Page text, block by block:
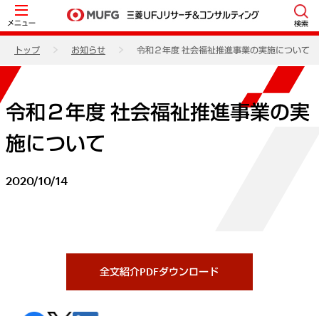
メニュー 検索
トップ お知らせ 令和２年度 社会福祉推進事業の実施について
令和２年度 社会福祉推進事業の実
施について
2020/10/14
全文紹介PDFダウンロード